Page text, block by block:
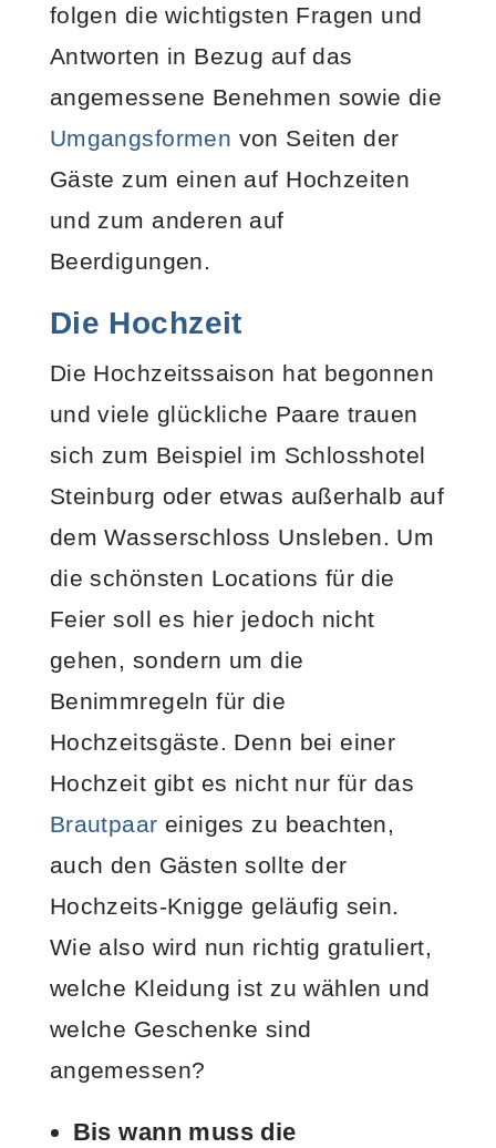
folgen die wichtigsten Fragen und
Antworten in Bezug auf das
angemessene Benehmen sowie die
Umgangsformen von Seiten der
Gäste zum einen auf Hochzeiten
und zum anderen auf
Beerdigungen.
Die Hochzeit
Die Hochzeitssaison hat begonnen
und viele glückliche Paare trauen
sich zum Beispiel im Schlosshotel
Steinburg oder etwas außerhalb auf
dem Wasserschloss Unsleben. Um
die schönsten Locations für die
Feier soll es hier jedoch nicht
gehen, sondern um die
Benimmregeln für die
Hochzeitsgäste. Denn bei einer
Hochzeit gibt es nicht nur für das
Brautpaar einiges zu beachten,
auch den Gästen sollte der
Hochzeits-Knigge geläufig sein.
Wie also wird nun richtig gratuliert,
welche Kleidung ist zu wählen und
welche Geschenke sind
angemessen?
Bis wann muss die